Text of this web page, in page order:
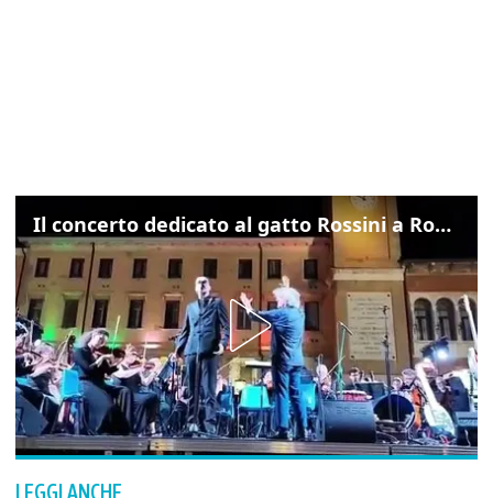
Il concerto dedicato al gatto Rossini a Rovigo: ecco un estratto
LEGGI ANCHE